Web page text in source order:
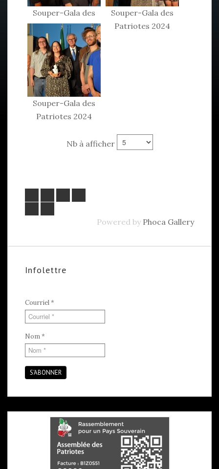
Souper-Gala des
Patriotes 2024
Souper-Gala des
Patriotes 2024
Souper-Gala des
Patriotes 2024
Nb à afficher
Powered by Phoca Gallery
Infolettre
Courriel*
Nom*
S'ABONNER